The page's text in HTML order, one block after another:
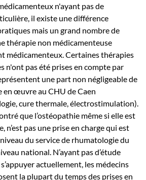
n'ayant pas de
il existe une différence
mais un grand nombre de
thérapie non médicamenteuse
médicamenteux. Certaines thérapies
n'ont pas été prises en compte par
une part non négligeable de
en œuvre au CHU de Caen
cure thermale, électrostimulation).
que l’ostéopathie même si elle est
n’est pas une prise en charge qui est
du service de rhumatologie du
national. N’ayant pas d’étude
actuellement, les médecins
la plupart du temps des prises en